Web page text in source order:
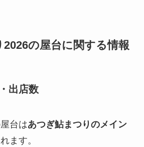
の屋台に関する情報
出店数
台はあつぎ鮎まつりのメイン
ます。